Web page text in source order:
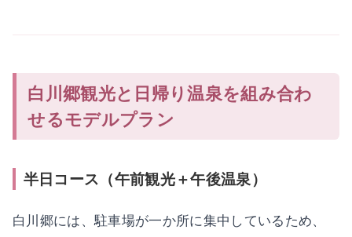
白川郷観光と日帰り温泉を組み合わ
せるモデルプラン
半日コース（午前観光＋午後温泉）
白川郷には、駐車場が一か所に集中しているため、